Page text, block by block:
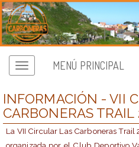
MENÚ PRINCIPAL
INFORMACIÓN - VII
CARBONERAS TRAIL
La VII Circular Las Carboneras
organizada por el Club Deportivo